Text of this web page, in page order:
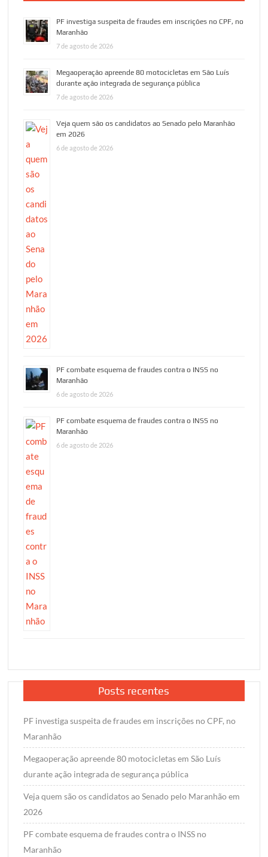
PF investiga suspeita de fraudes em inscrições no CPF, no
Maranhão
7 de agosto de 2026
Megaoperação apreende 80 motocicletas em São Luís
durante ação integrada de segurança pública
7 de agosto de 2026
Veja quem são os candidatos ao Senado pelo Maranhão
em 2026
6 de agosto de 2026
PF combate esquema de fraudes contra o INSS no
Maranhão
6 de agosto de 2026
PF combate esquema de fraudes contra o INSS no
Maranhão
6 de agosto de 2026
Posts recentes
PF investiga suspeita de fraudes em inscrições no CPF, no
Maranhão
Megaoperação apreende 80 motocicletas em São Luís
durante ação integrada de segurança pública
Veja quem são os candidatos ao Senado pelo Maranhão em
2026
PF combate esquema de fraudes contra o INSS no
Maranhão